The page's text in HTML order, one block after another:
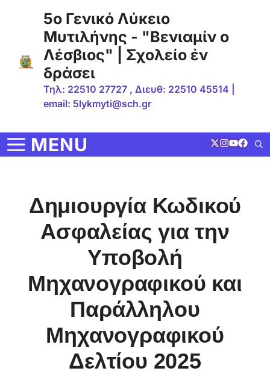
περιεχόμενο
5ο Γενικό Λύκειο
Μυτιλήνης - "Βενιαμίν ο
Λέσβιος" | Σχολείο ἐν
δράσει
Τηλ: 22510 27727 , Διευθ: 22510 45514 |
email: 5lykmyti@sch.gr
MENU
Δημιουργία Κωδικού
Ασφαλείας για την
Υποβολή
Μηχανογραφικού και
Παράλληλου
Μηχανογραφικού
Δελτίου 2025